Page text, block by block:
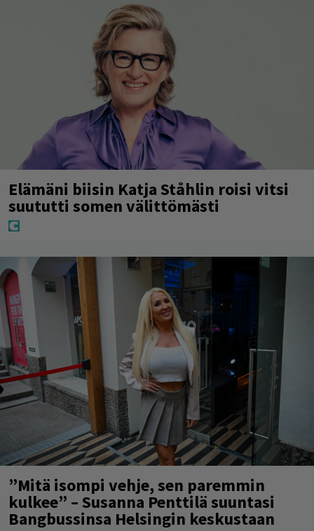
Elämäni biisin Katja Ståhlin roisi vitsi
suututti somen välittömästi
”Mitä isompi vehje, sen paremmin
kulkee” – Susanna Penttilä suuntasi
Bangbussinsa Helsingin keskustaan